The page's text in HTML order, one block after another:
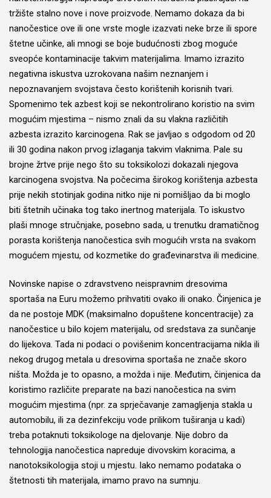
tržište stalno nove i nove proizvode. Nemamo dokaza da bi
nanočestice ove ili one vrste mogle izazvati neke brze ili spore
štetne učinke, ali mnogi se boje budućnosti zbog moguće
sveopće kontaminacije takvim materijalima. Imamo izrazito
negativna iskustva uzrokovana našim neznanjem i
nepoznavanjem svojstava često korištenih korisnih tvari.
Spomenimo tek azbest koji se nekontrolirano koristio na svim
mogućim mjestima – nismo znali da su vlakna različitih
azbesta izrazito karcinogena. Rak se javljao s odgodom od 20
ili 30 godina nakon prvog izlaganja takvim vlaknima. Pale su
brojne žrtve prije nego što su toksikolozi dokazali njegova
karcinogena svojstva. Na počecima širokog korištenja azbesta
prije nekih stotinjak godina nitko nije ni pomišljao da bi moglo
biti štetnih učinaka tog tako inertnog materijala. To iskustvo
plaši mnoge stručnjake, posebno sada, u trenutku dramatičnog
porasta korištenja nanočestica svih mogućih vrsta na svakom
mogućem mjestu, od kozmetike do građevinarstva ili medicine.
Novinske napise o zdravstveno neispravnim dresovima
sportaša na Euru možemo prihvatiti ovako ili onako. Činjenica je
da ne postoje MDK (maksimalno dopuštene koncentracije) za
nanočestice u bilo kojem materijalu, od sredstava za sunčanje
do lijekova. Tada ni podaci o povišenim koncentracijama nikla ili
nekog drugog metala u dresovima sportaša ne znače skoro
ništa. Možda je to opasno, a možda i nije. Međutim, činjenica da
koristimo različite preparate na bazi nanočestica na svim
mogućim mjestima (npr. za sprječavanje zamagljenja stakla u
automobilu, ili za dezinfekciju vode prilikom tuširanja u kadi)
treba potaknuti toksikologe na djelovanje. Nije dobro da
tehnologija nanočestica napreduje divovskim koracima, a
nanotoksikologija stoji u mjestu. Iako nemamo podataka o
štetnosti tih materijala, imamo pravo na sumnju.